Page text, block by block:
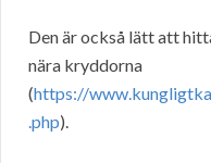
Den är också lätt att
nära kryddorna
(https://
.php).